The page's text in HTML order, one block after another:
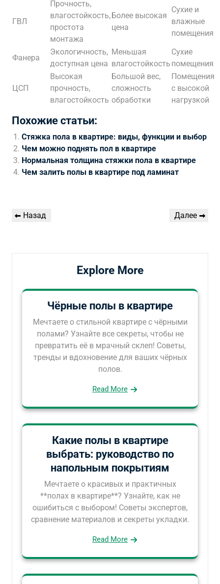
ГВЛ
Прочность,
влагостойкость,
простота
монтажа
Более высокая
цена
Сухие и
влажные
помещения
Фанера
Экологичность,
доступная цена
Меньшая
влагостойкость
Сухие
помещения
ЦСП
Высокая
прочность,
влагостойкость
Большой вес,
сложность
обработки
Помещения
с высокой
нагрузкой
Похожие статьи:
Стяжка пола в квартире: виды, функции и выбор
Чем можно поднять пол в квартире
Нормальная толщина стяжки пола в квартире
Чем залить полы в квартире под ламинат
Навигация
Предыдущая
Назад
Следующая
Далее
Explore More
Чёрные полы в квартире
Мечтаете о стильной квартире с чёрными
полами? Узнайте все секреты, чтобы не
превратить её в мрачный склеп! Советы,
тренды и вдохновение для ваших чёрных
полов.
Read More
Какие полы в квартире
выбрать: руководство по
напольным покрытиям
Мечтаете о красивых и практичных
**полах в квартире**? Узнайте, как не
ошибиться с выбором! Советы экспертов,
сравнение материалов и секреты укладки.
Read More